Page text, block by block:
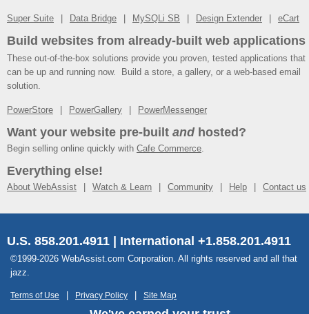
Super Suite Data Bridge MySQLi SB Design Extender eCart
Build websites from already-built web applications
These out-of-the-box solutions provide you proven, tested applications that
can be up and running now. Build a store, a gallery, or a web-based email
solution.
PowerStore PowerGallery PowerMessenger
Want your website pre-built andhosted?
Begin selling online quickly with Cafe Commerce.
Everything else!
About WebAssist Watch & Learn Community Help Contact us
U.S. 858.201.4911 | International +1.858.201.4911
©1999-2026 WebAssist.com Corporation. All rights reserved and all that
jazz.
Terms of Use Privacy Policy Site Map